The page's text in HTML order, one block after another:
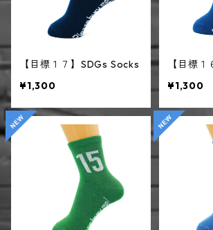
【目標１７】SDGs Socks
¥1,300
【目標
¥1,300